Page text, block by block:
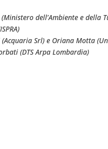
(Ministero dell’Ambiente e della
Srl) e Oriana Motta
(DTS Arpa Lombardia)